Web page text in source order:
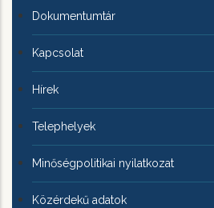
Dokumentumtár
Kapcsolat
Hírek
Telephelyek
Minőségpolitikai nyilatkozat
Közérdekű adatok